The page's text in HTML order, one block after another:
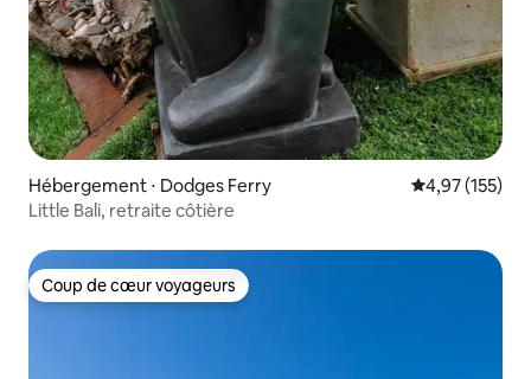
Hébergement ⋅ Dodges Ferry Évaluation
4,97 (155)
Little Bali, retraite côtière
Coup de cœur voyageurs
Coup de cœur voyageurs